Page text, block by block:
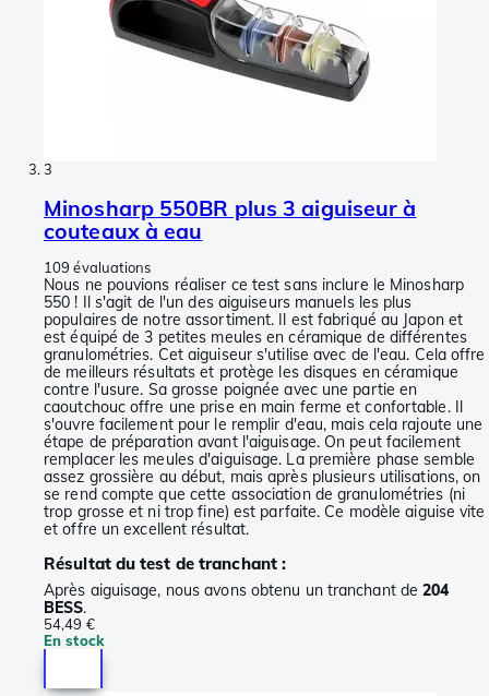
3
Minosharp 550BR plus 3 aiguiseur à
couteaux à eau
109 évaluations
Nous ne pouvions réaliser ce test sans inclure le Minosharp
550 ! Il s'agit de l'un des aiguiseurs manuels les plus
populaires de notre assortiment. Il est fabriqué au Japon et
est équipé de 3 petites meules en céramique de différentes
granulométries. Cet aiguiseur s'utilise avec de l'eau. Cela offre
de meilleurs résultats et protège les disques en céramique
contre l'usure. Sa grosse poignée avec une partie en
caoutchouc offre une prise en main ferme et confortable. Il
s'ouvre facilement pour le remplir d'eau, mais cela rajoute une
étape de préparation avant l'aiguisage. On peut facilement
remplacer les meules d'aiguisage. La première phase semble
assez grossière au début, mais après plusieurs utilisations, on
se rend compte que cette association de granulométries (ni
trop grosse et ni trop fine) est parfaite. Ce modèle aiguise vite
et offre un excellent résultat.
Résultat du test de tranchant :
Après aiguisage, nous avons obtenu un tranchant de204
BESS.
54,49 €
En stock